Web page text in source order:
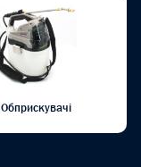
Обприскувачі